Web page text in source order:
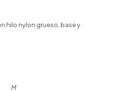
hilo nylon grueso, base y
M